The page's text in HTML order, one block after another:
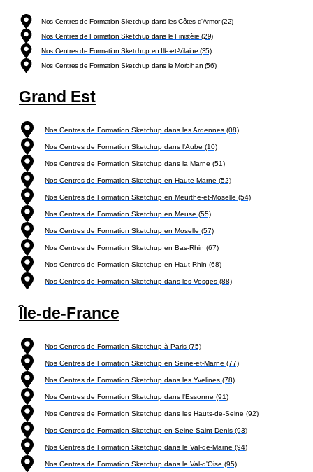
Nos Centres de Formation Sketchup dans les Côtes-d'Armor (22)
Nos Centres de Formation Sketchup dans le Finistère (29)
Nos Centres de Formation Sketchup en Ille-et-Vilaine (35)
Nos Centres de Formation Sketchup dans le Morbihan (56)
Grand Est
Nos Centres de Formation Sketchup dans les Ardennes (08)
Nos Centres de Formation Sketchup dans l'Aube (10)
Nos Centres de Formation Sketchup dans la Marne (51)
Nos Centres de Formation Sketchup en Haute-Marne (52)
Nos Centres de Formation Sketchup en Meurthe-et-Moselle (54)
Nos Centres de Formation Sketchup en Meuse (55)
Nos Centres de Formation Sketchup en Moselle (57)
Nos Centres de Formation Sketchup en Bas-Rhin (67)
Nos Centres de Formation Sketchup en Haut-Rhin (68)
Nos Centres de Formation Sketchup dans les Vosges (88)
Île-de-France
Nos Centres de Formation Sketchup à Paris (75)
Nos Centres de Formation Sketchup en Seine-et-Marne (77)
Nos Centres de Formation Sketchup dans les Yvelines (78)
Nos Centres de Formation Sketchup dans l'Essonne (91)
Nos Centres de Formation Sketchup dans les Hauts-de-Seine (92)
Nos Centres de Formation Sketchup en Seine-Saint-Denis (93)
Nos Centres de Formation Sketchup dans le Val-de-Marne (94)
Nos Centres de Formation Sketchup dans le Val-d'Oise (95)